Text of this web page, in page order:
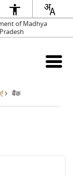
of Madhya
Pradesh
बैंक